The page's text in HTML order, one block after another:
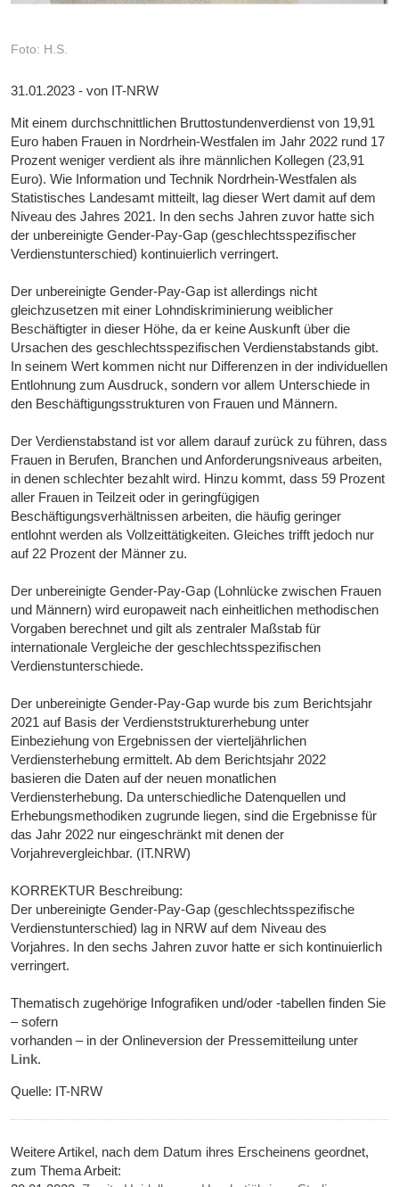
Foto: H.S.
31.01.2023 - von IT-NRW
Mit einem durchschnittlichen Bruttostundenverdienst von 19,91
Euro haben Frauen in Nordrhein-Westfalen im Jahr 2022 rund 17
Prozent weniger verdient als ihre männlichen Kollegen (23,91
Euro). Wie Information und Technik Nordrhein-Westfalen als
Statistisches Landesamt mitteilt, lag dieser Wert damit auf dem
Niveau des Jahres 2021. In den sechs Jahren zuvor hatte sich
der unbereinigte Gender-Pay-Gap (geschlechtsspezifischer
Verdienstunterschied) kontinuierlich verringert.
Der unbereinigte Gender-Pay-Gap ist allerdings nicht
gleichzusetzen mit einer Lohndiskriminierung weiblicher
Beschäftigter in dieser Höhe, da er keine Auskunft über die
Ursachen des geschlechtsspezifischen Verdienstabstands gibt.
In seinem Wert kommen nicht nur Differenzen in der individuellen
Entlohnung zum Ausdruck, sondern vor allem Unterschiede in
den Beschäftigungsstrukturen von Frauen und Männern.
Der Verdienstabstand ist vor allem darauf zurück zu führen, dass
Frauen in Berufen, Branchen und Anforderungsniveaus arbeiten,
in denen schlechter bezahlt wird. Hinzu kommt, dass 59 Prozent
aller Frauen in Teilzeit oder in geringfügigen
Beschäftigungsverhältnissen arbeiten, die häufig geringer
entlohnt werden als Vollzeittätigkeiten. Gleiches trifft jedoch nur
auf 22 Prozent der Männer zu.
Der unbereinigte Gender-Pay-Gap (Lohnlücke zwischen Frauen
und Männern) wird europaweit nach einheitlichen methodischen
Vorgaben berechnet und gilt als zentraler Maßstab für
internationale Vergleiche der geschlechtsspezifischen
Verdienstunterschiede.
Der unbereinigte Gender-Pay-Gap wurde bis zum Berichtsjahr
2021 auf Basis der Verdienststrukturerhebung unter
Einbeziehung von Ergebnissen der vierteljährlichen
Verdiensterhebung ermittelt. Ab dem Berichtsjahr 2022
basieren die Daten auf der neuen monatlichen
Verdiensterhebung. Da unterschiedliche Datenquellen und
Erhebungsmethodiken zugrunde liegen, sind die Ergebnisse für
das Jahr 2022 nur eingeschränkt mit denen der
Vorjahrevergleichbar. (IT.NRW)
KORREKTUR Beschreibung:
Der unbereinigte Gender-Pay-Gap (geschlechtsspezifische
Verdienstunterschied) lag in NRW auf dem Niveau des
Vorjahres. In den sechs Jahren zuvor hatte er sich kontinuierlich
verringert.
Thematisch zugehörige Infografiken und/oder -tabellen finden Sie
– sofern
vorhanden – in der Onlineversion der Pressemitteilung unter
Link.
Quelle: IT-NRW
Weitere Artikel, nach dem Datum ihres Erscheinens geordnet,
zum Thema Arbeit: